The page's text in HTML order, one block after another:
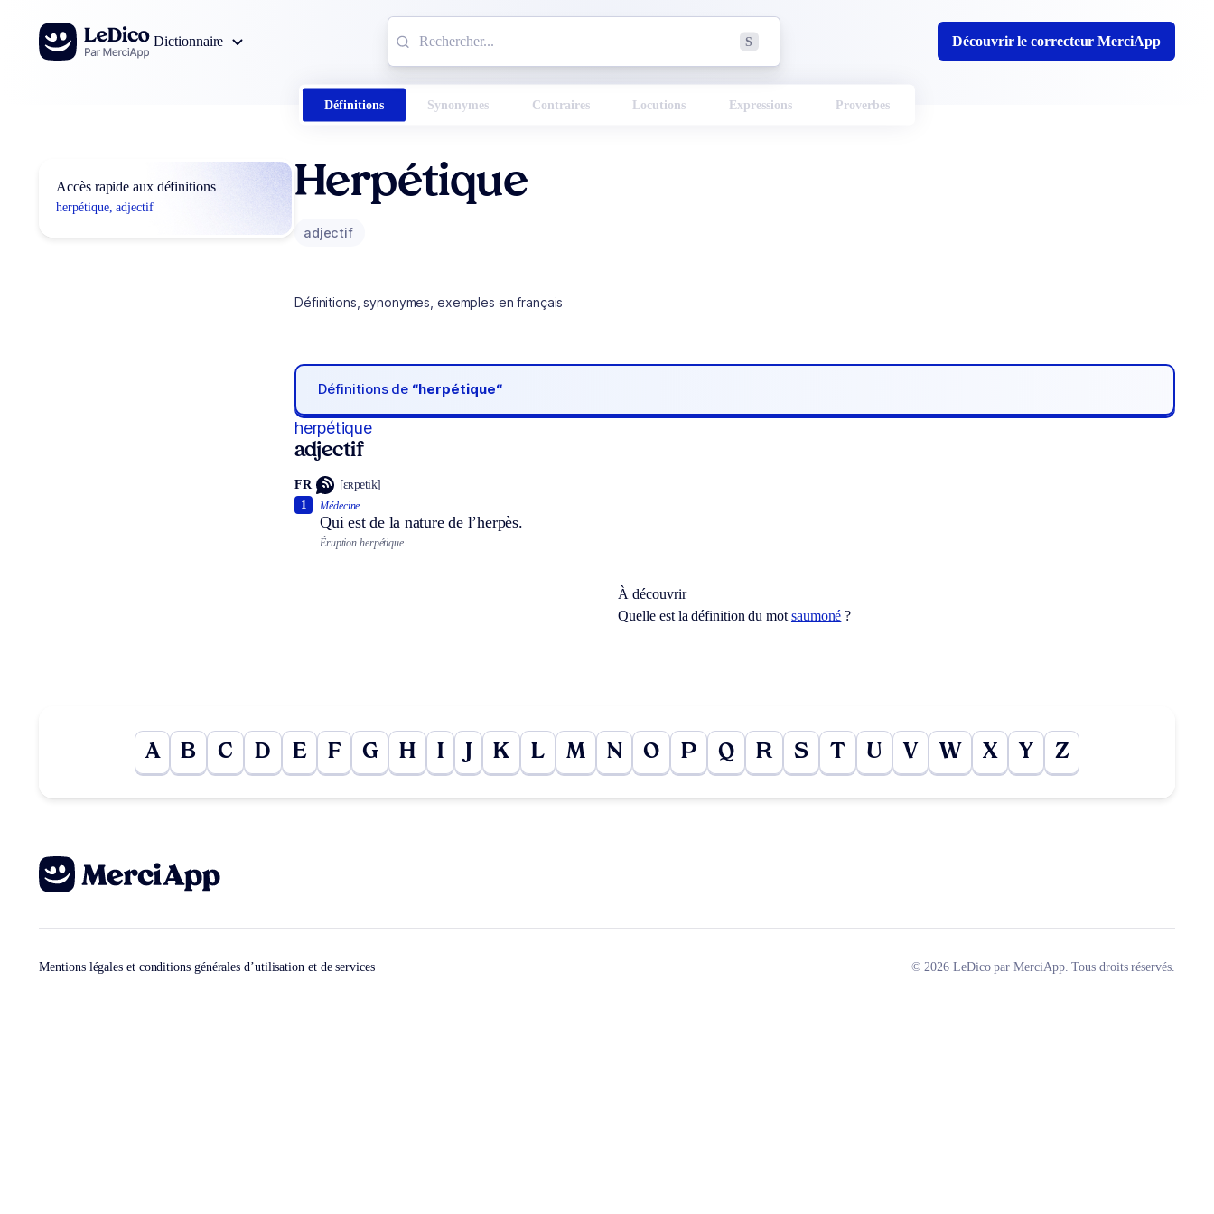
Aller au contenu
Dictionnaire
S Découvrir le correcteur MerciApp
Définitions Synonymes Contraires Locutions Expressions Proverbes
Accès rapide aux définitions
herpétique, adjectif
Herpétique
adjectif
Définitions, synonymes, exemples en français
Définitions de “herpétique“
herpétique
adjectif
FR [ɛʀpetik]
Médecine.
Qui est de la nature de l’herpès.
1
Éruption herpétique.
À découvrir
Quelle est la définition du mot saumoné ?
A B C D E F G H I J K L M N O P Q R S T U V W X Y Z
Mentions légales et conditions générales d’utilisation et de services © 2026 LeDico par MerciApp. Tous droits réservés.